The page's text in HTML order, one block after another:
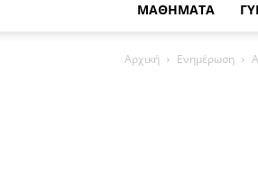
ΜΑΘΗΜΑΤΑ
Αρχική Ενημέρωση